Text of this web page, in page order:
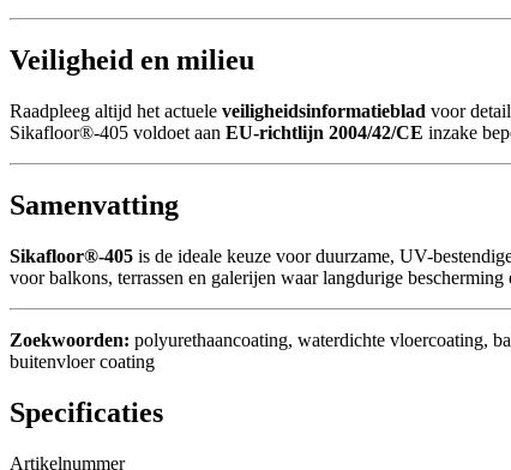
Veiligheid en milieu
Raadpleeg altijd het actuele veiligheidsinformatieblad voor
Sikafloor®-405 voldoet aan EU-richtlijn 2004/42/CE inzake
Samenvatting
Sikafloor®-405 is de ideale keuze voor duurzame, UV-
voor balkons, terrassen en galerijen waar langdurige bescherming
Zoekwoorden: polyurethaancoating, waterdichte vloercoating,
buitenvloer coating
Specificaties
Artikelnummer